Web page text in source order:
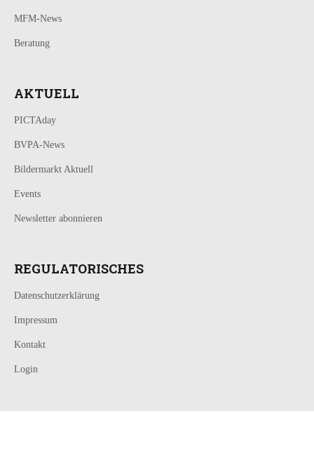
MFM-News
Beratung
AKTUELL
PICTAday
BVPA-News
Bildermarkt Aktuell
Events
Newsletter abonnieren
REGULATORISCHES
Datenschutzerklärung
Impressum
Kontakt
Login